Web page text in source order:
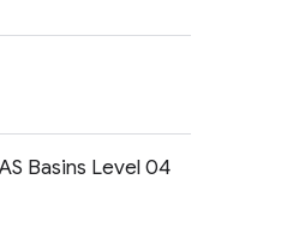
Basins Level 04